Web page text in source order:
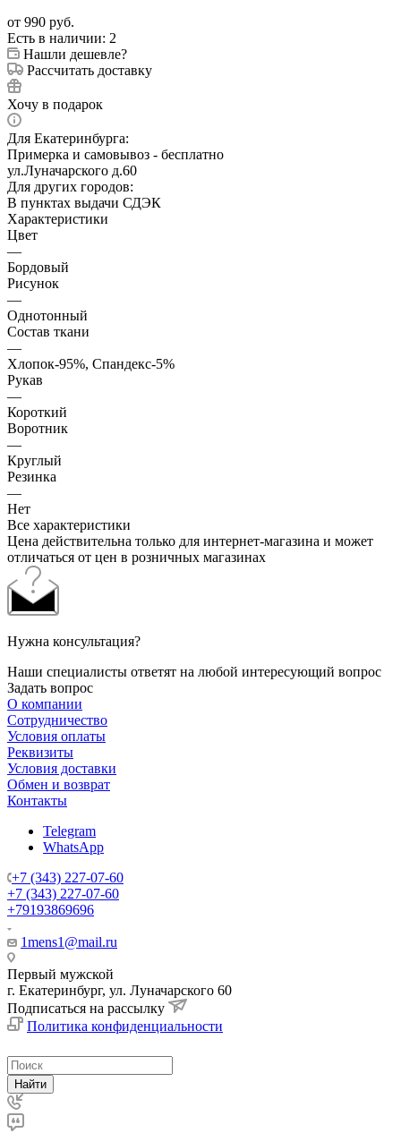
от 990 руб.
Есть в наличии: 2
Нашли дешевле?
Рассчитать доставку
Хочу в подарок
Для Екатеринбурга:
Примерка и самовывоз - бесплатно
ул.Луначарского д.60
Для других городов:
В пунктах выдачи СДЭК
Характеристики
Цвет
—
Бордовый
Рисунок
—
Однотонный
Состав ткани
—
Хлопок-95%, Спандекс-5%
Рукав
—
Короткий
Воротник
—
Круглый
Резинка
—
Нет
Все характеристики
Цена действительна только для интернет-магазина и может
отличаться от цен в розничных магазинах
Нужна консультация?
Наши специалисты ответят на любой интересующий вопрос
Задать вопрос
О компании
Сотрудничество
Условия оплаты
Реквизиты
Условия доставки
Обмен и возврат
Контакты
Telegram
WhatsApp
+7 (343) 227-07-60
+7 (343) 227-07-60
+79193869696
1mens1@mail.ru
Первый мужской
г. Екатеринбург, ул. Луначарского 60
Подписаться на рассылку
Политика конфиденциальности
Найти